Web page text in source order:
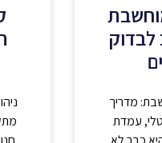
מדריך
עמדת